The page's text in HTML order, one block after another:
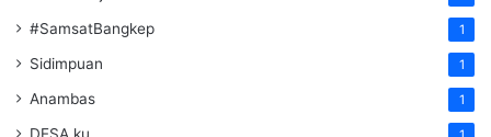
#SamsatBangkep 1
Sidimpuan 1
Anambas 1